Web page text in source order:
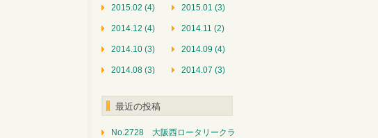
2015.02 (4) 2015.01 (3)
2014.12 (4) 2014.11 (2)
2014.10 (3) 2014.09 (4)
2014.08 (3) 2014.07 (3)
最近の投稿
No.2728 大阪西ロータリークラ